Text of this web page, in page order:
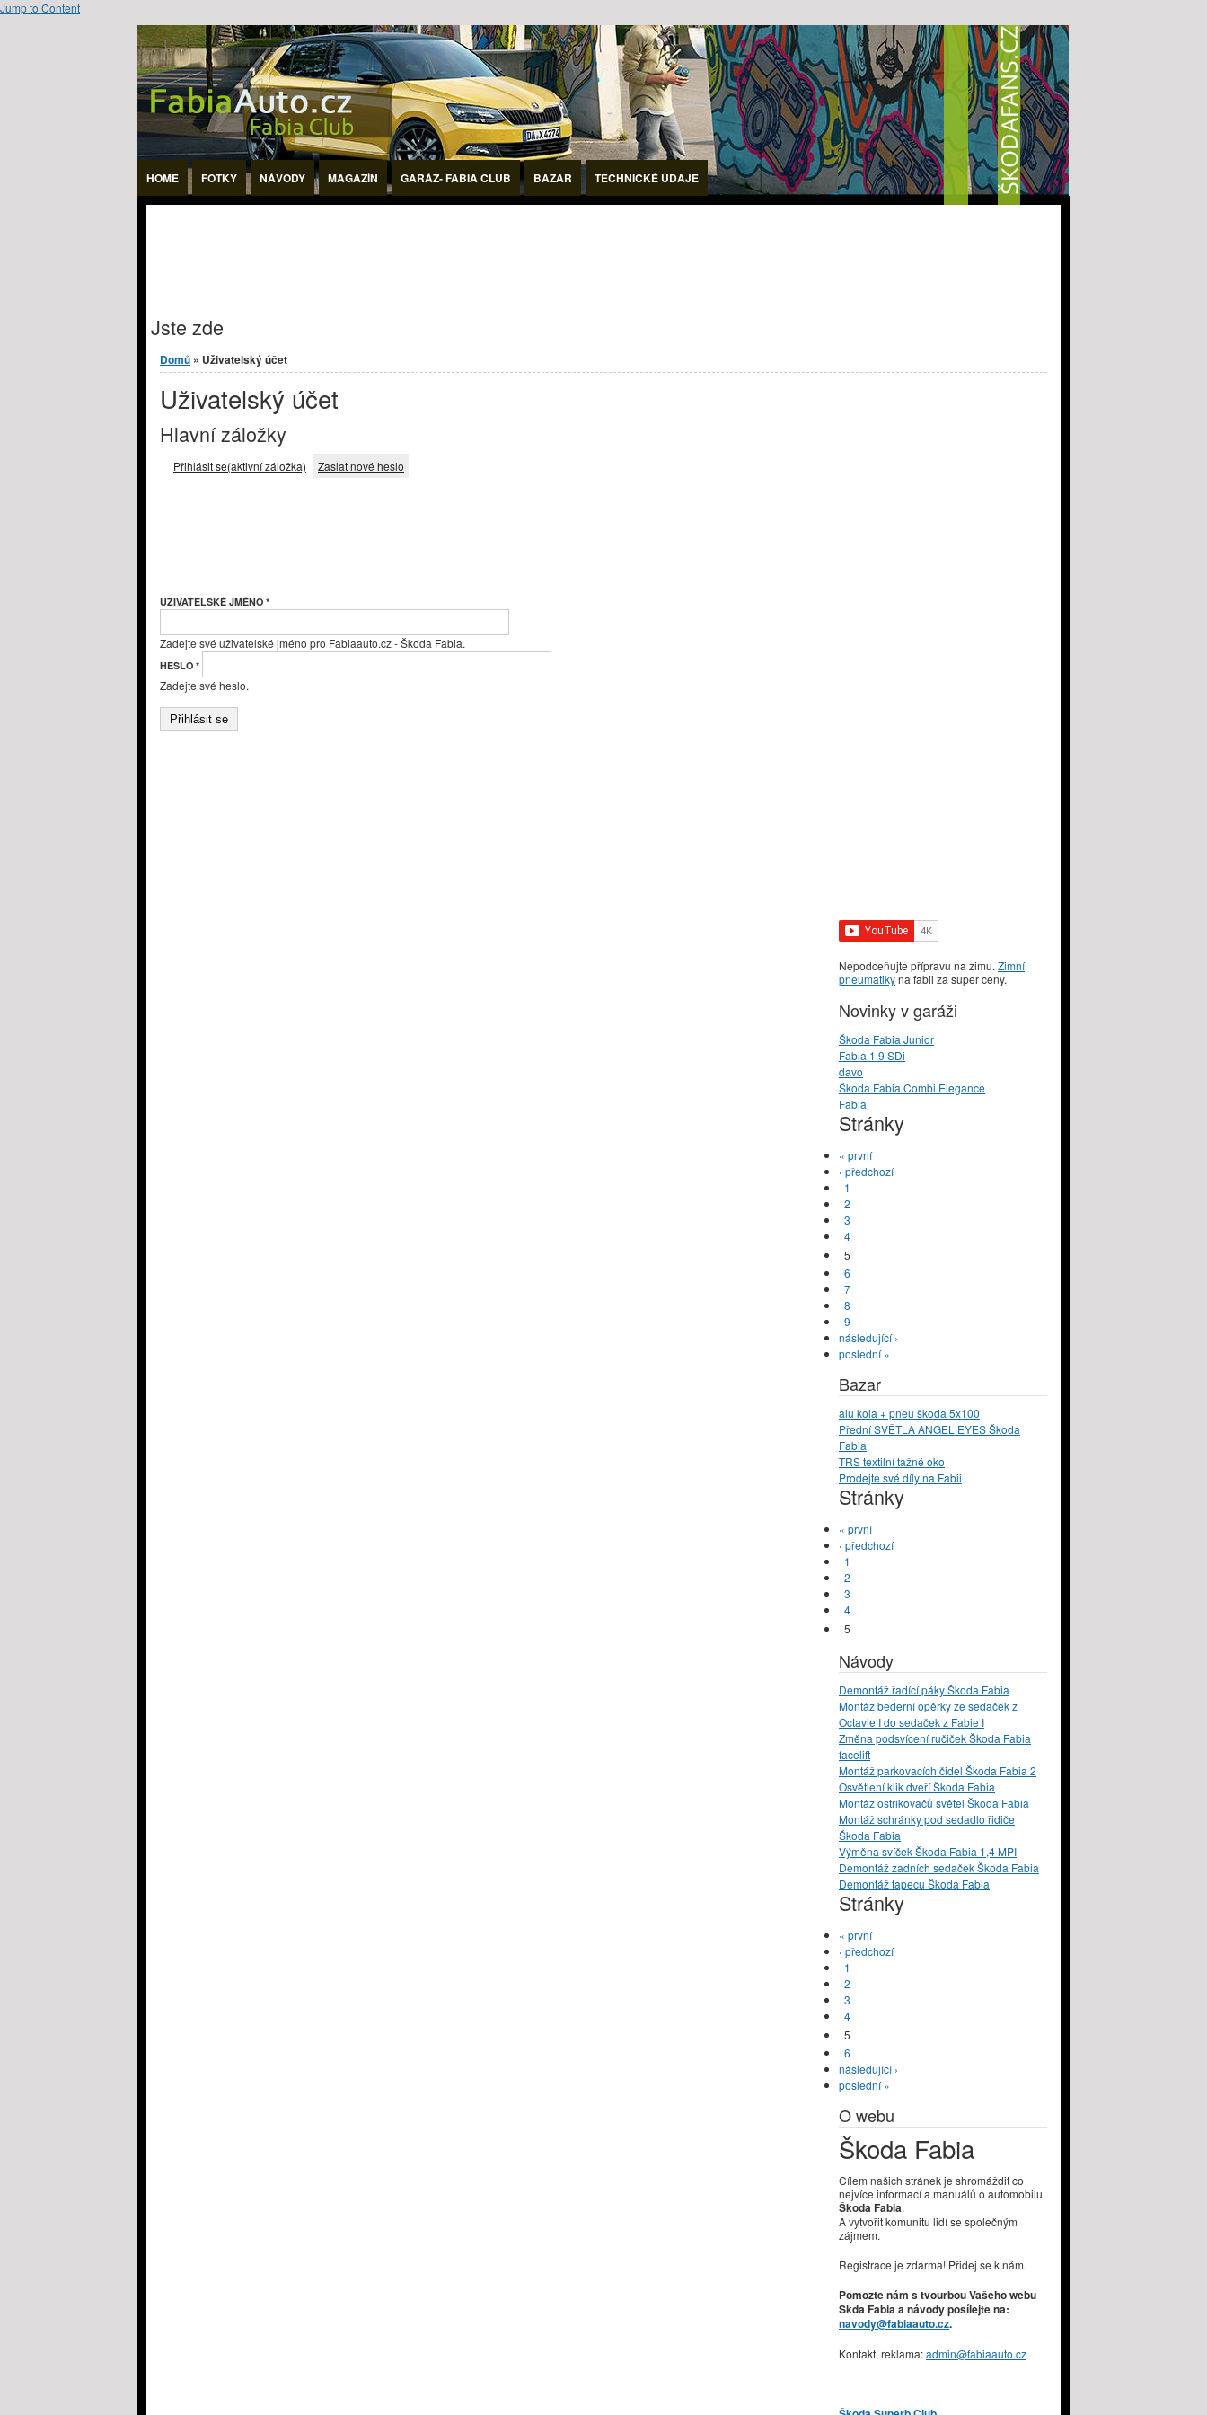
Jump to Content
HOME FOTKY NÁVODY MAGAZÍN GARÁŽ- FABIA CLUB BAZAR TECHNICKÉ ÚDAJE
Jste zde
Domů » Uživatelský účet
Uživatelský účet
Hlavní záložky
Přihlásit se(aktivní záložka) Zaslat nové heslo
UŽIVATELSKÉ JMÉNO *
Zadejte své uživatelské jméno pro Fabiaauto.cz - Škoda Fabia.
HESLO *
Zadejte své heslo.
Nepodceňujte přípravu na zimu. Zimní
pneumatikyna fabii za super ceny.
Novinky v garáži
Škoda Fabia Junior
Fabia 1.9 SDi
davo
Škoda Fabia Combi Elegance
Fabia
Stránky
« první
‹ předchozí
1
2
3
4
5
6
7
8
9
následující ›
poslední »
Bazar
alu kola + pneu škoda 5x100
Přední SVĚTLA ANGEL EYES Škoda
Fabia
TRS textilní tažné oko
Prodejte své díly na Fabii
Stránky
« první
‹ předchozí
1
2
3
4
5
Návody
Demontáž řadící páky Škoda Fabia
Montáž bederní opěrky ze sedaček z
Octavie I do sedaček z Fabie I
Změna podsvícení ručiček Škoda Fabia
facelift
Montáž parkovacích čidel Škoda Fabia 2
Osvětlení klik dveří Škoda Fabia
Montáž ostřikovačů světel Škoda Fabia
Montáž schránky pod sedadlo řidiče
Škoda Fabia
Výměna svíček Škoda Fabia 1,4 MPI
Demontáž zadních sedaček Škoda Fabia
Demontáž tapecu Škoda Fabia
Stránky
« první
‹ předchozí
1
2
3
4
5
6
následující ›
poslední »
O webu
Škoda Fabia
Cílem našich stránek je shromáždit co
nejvíce informací a manuálů o automobilu
Škoda Fabia.
A vytvořit komunitu lidí se společným
zájmem.
Registrace je zdarma! Přidej se k nám.
Pomozte nám s tvourbou Vašeho webu
Škda Fabia a návody posílejte na:
navody@fabiaauto.cz.
Kontakt, reklama:admin@fabiaauto.cz